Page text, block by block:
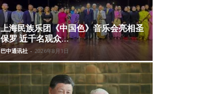
上海民族乐团《中国色》音乐会亮相圣
保罗 近千名观众...
巴中通讯社 - 2026年8月1日